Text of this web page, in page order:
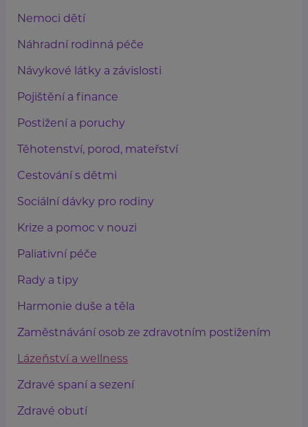
Nemoci dětí
Náhradní rodinná péče
Návykové látky a závislosti
Pojištění a finance
Postižení a poruchy
Těhotenství, porod, mateřství
Cestování s dětmi
Sociální dávky pro rodiny
Krize a pomoc v nouzi
Paliativní péče
Rady a tipy
Harmonie duše a těla
Zaměstnávání osob ze zdravotním postižením
Lázeňství a wellness
Zdravé spaní a sezení
Zdravé obutí